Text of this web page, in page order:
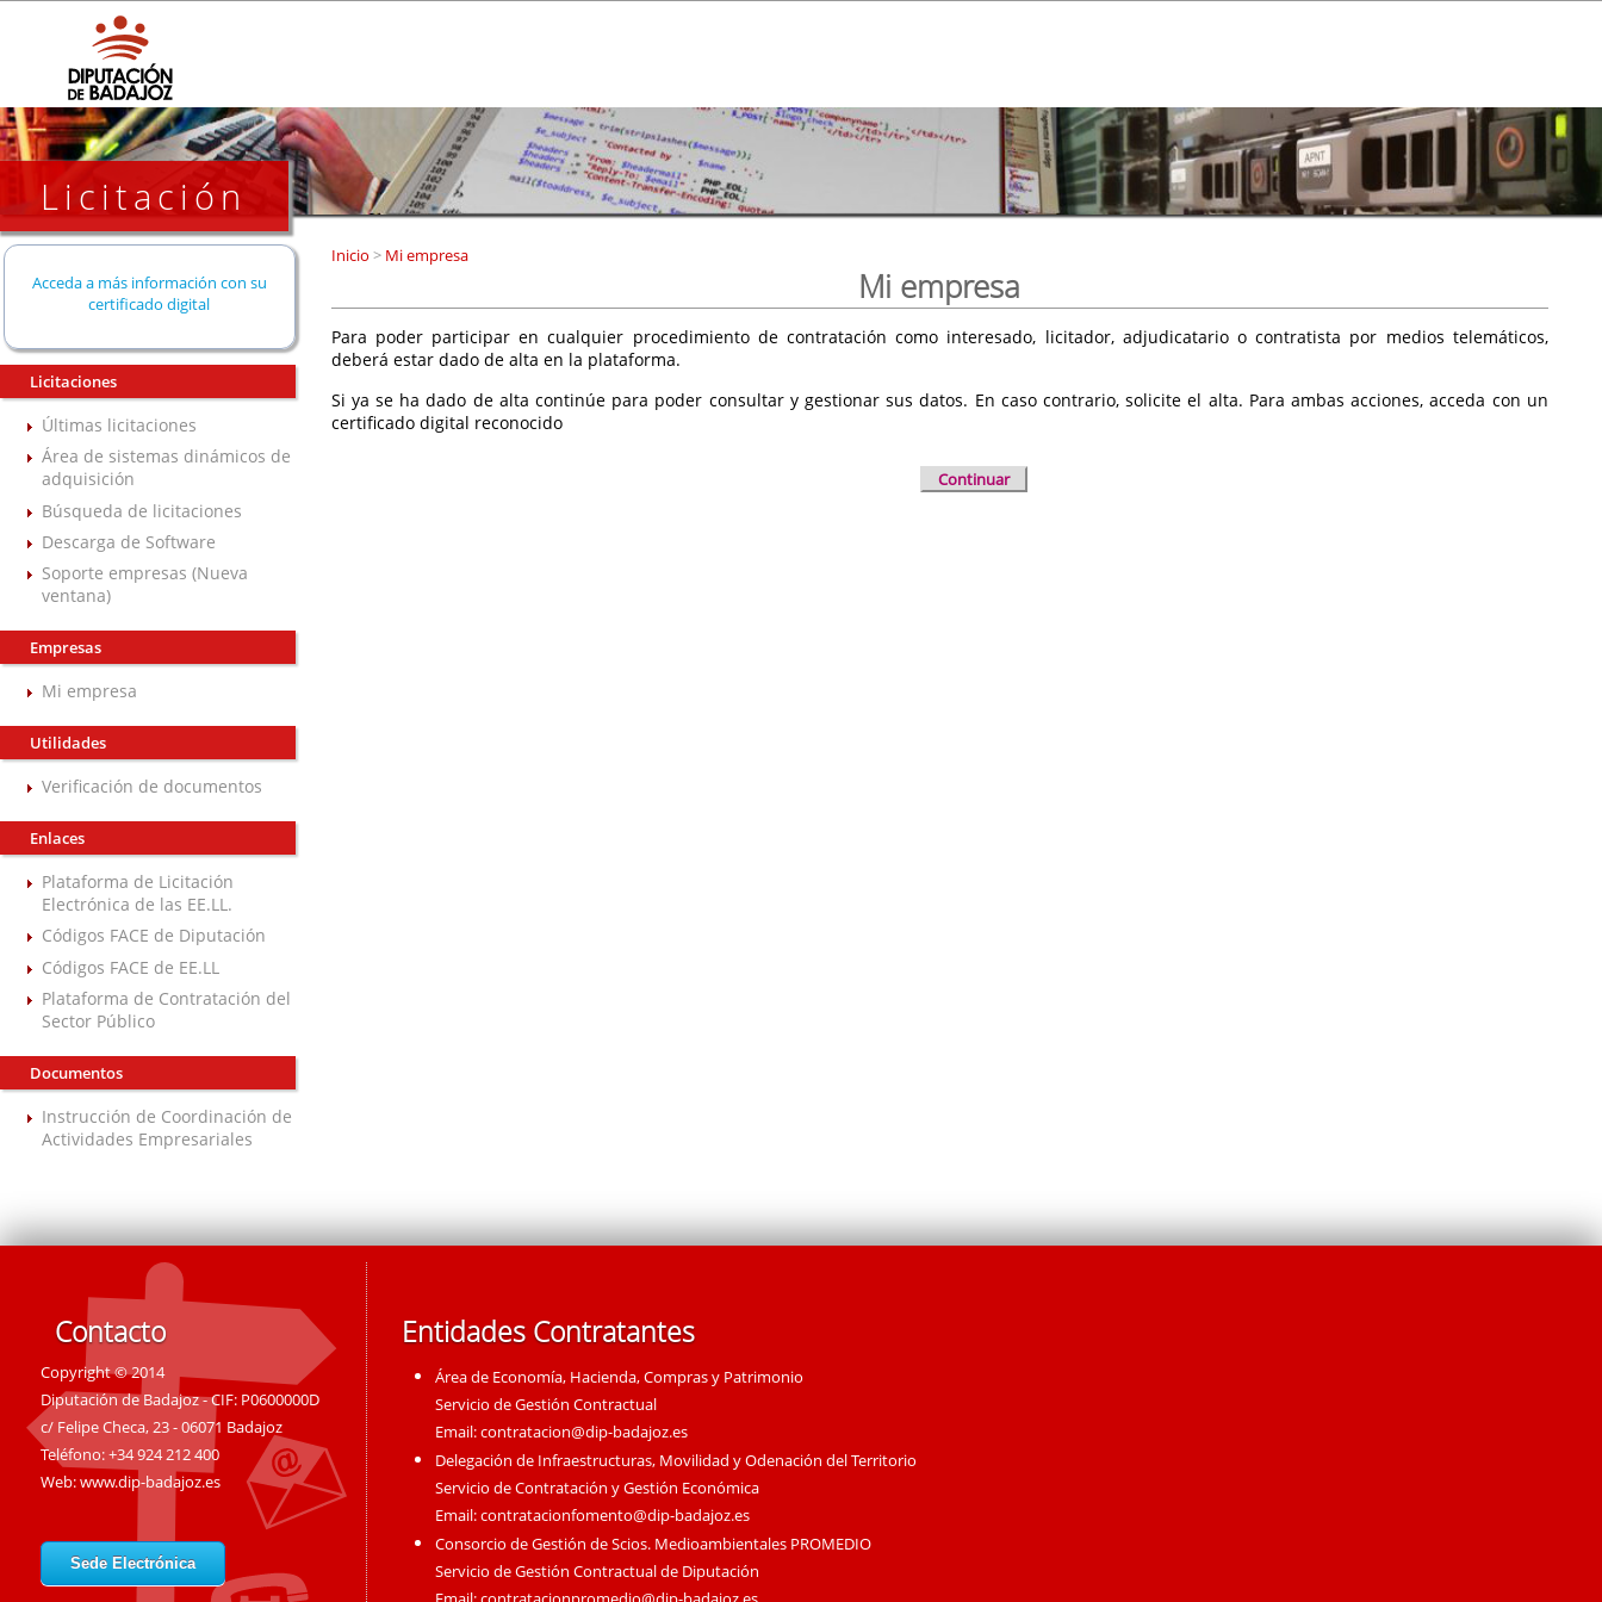
Licitación
Acceda a más información con su
certificado digital
Licitaciones
Últimas licitaciones
Área de sistemas dinámicos de
adquisición
Búsqueda de licitaciones
Descarga de Software
Soporte empresas (Nueva
ventana)
Empresas
Mi empresa
Utilidades
Verificación de documentos
Enlaces
Plataforma de Licitación
Electrónica de las EE.LL.
Códigos FACE de Diputación
Códigos FACE de EE.LL
Plataforma de Contratación del
Sector Público
Documentos
Instrucción de Coordinación de
Actividades Empresariales
Inicio >Mi empresa
Mi empresa
Para poder participar en cualquier procedimiento de contratación como interesado, licitador, adjudicatario o contratista por medios telemáticos,
deberá estar dado de alta en la plataforma.
Si ya se ha dado de alta continúe para poder consultar y gestionar sus datos. En caso contrario, solicite el alta. Para ambas acciones, acceda con un
certificado digital reconocido
Continuar
Contacto
Copyright © 2014
Diputación de Badajoz - CIF: P0600000D
c/ Felipe Checa, 23 - 06071 Badajoz
Teléfono: +34 924 212 400
Web:www.dip-badajoz.es
Sede Electrónica
Entidades Contratantes
Área de Economía, Hacienda, Compras y Patrimonio
Servicio de Gestión Contractual
Email:contratacion@dip-badajoz.es
Delegación de Infraestructuras, Movilidad y Odenación del Territorio
Servicio de Contratación y Gestión Económica
Email:contratacionfomento@dip-badajoz.es
Consorcio de Gestión de Scios. Medioambientales PROMEDIO
Servicio de Gestión Contractual de Diputación